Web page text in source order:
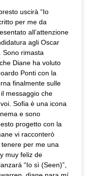
uscirà “Io
per me da
all’attenzione
agli Oscar
Sono rimasta
Diane ha voluto
Ponti con la
finalmente sulle
messaggio che
Sofia è una icona
e sono
progetto con la
vi racconterò
per me una
muy feliz de
“Io sì (Seen)”,